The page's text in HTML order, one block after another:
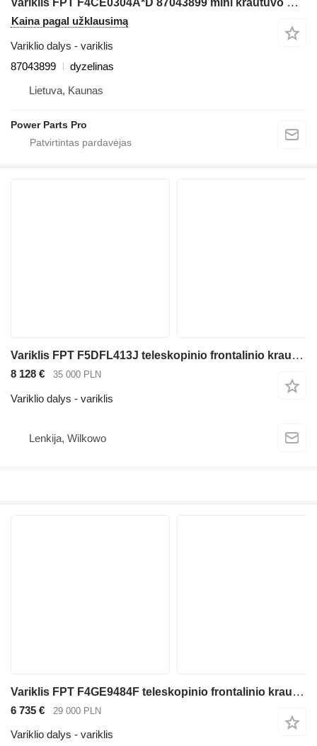
Kaina pagal užklausimą
Variklio dalys - variklis
87043899
dyzelinas
Lietuva, Kaunas
Power Parts Pro
Variklis FPT F5DFL413J teleskopinio frontalinio krautuvo
8 128 € 35 000 PLN
Variklio dalys - variklis
Lenkija, Wilkowo
Variklis FPT F4GE9484F teleskopinio frontalinio krautuvo
6 735 € 29 000 PLN
Variklio dalys - variklis